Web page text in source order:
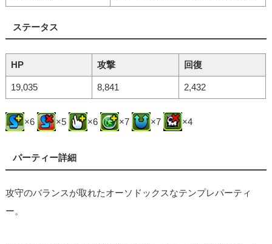
ステータス
HP 攻撃 回復
19,035 8,841 2,432
×6 ×5 ×6 ×7 ×7 ×4
パーティー詳細
攻守のバランスが取れたオーソドックスなテンプレパーティ
ー。